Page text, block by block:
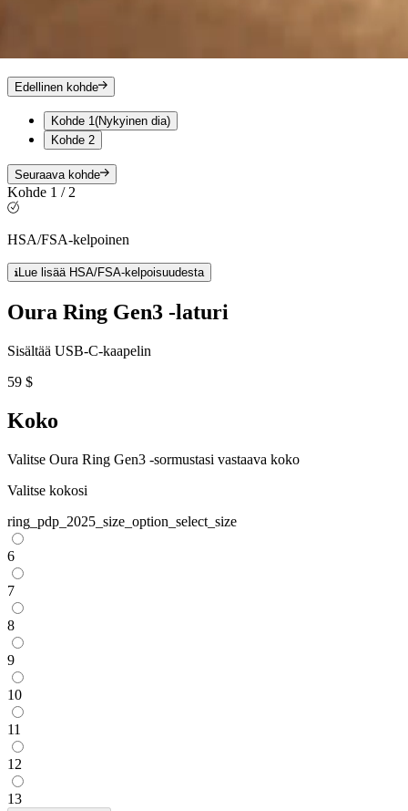
Edellinen kohde
Kohde 1(Nykyinen dia)
Kohde 2
Seuraava kohde
Kohde 1 / 2
HSA/FSA-kelpoinen
Lue lisää HSA/FSA-kelpoisuudesta
Oura Ring Gen3 -laturi
Sisältää USB-C-kaapelin
59 $
Koko
Valitse Oura Ring Gen3 -sormustasi vastaava koko
Valitse kokosi
ring_pdp_2025_size_option_select_size
6
7
8
9
10
11
12
13